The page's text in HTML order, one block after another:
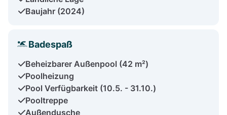
Baujahr (2024)
Badespaß
Beheizbarer Außenpool (42 m²)
Poolheizung
Pool Verfügbarkeit (10.5. - 31.10.)
Pooltreppe
Außendusche